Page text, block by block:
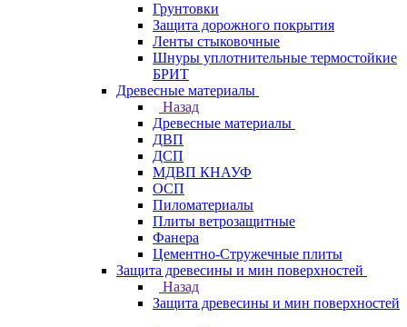
Грунтовки
Защита дорожного покрытия
Ленты стыковочные
Шнуры уплотнительные термостойкие
БРИТ
Древесные материалы
Назад
Древесные материалы
ДВП
ДСП
МДВП КНАУФ
ОСП
Пиломатериалы
Плиты ветрозащитные
Фанера
Цементно-Стружечные плиты
Защита древесины и мин поверхностей
Назад
Защита древесины и мин поверхностей